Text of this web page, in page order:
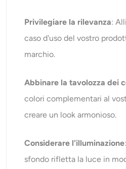
Privilegiare la rilevanza:
caso d'uso del vostro
marchio.
Abbinare la tavolozza dei
colori complementari al
creare un look armonioso.
Considerare l'illuminazione
sfondo rifletta la luce in